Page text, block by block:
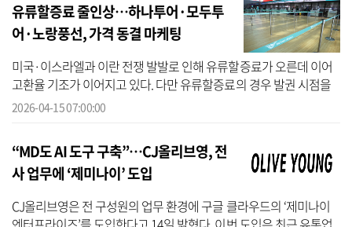
유류할증료 줄인상…하나투어·모두투
어·노랑풍선, 가격 동결 마케팅
미국·이스라엘과 이란 전쟁 발발로 인해 유류할증료가 오른데 이어
고환율 기조가 이어지고 있다. 다만 유류할증료의 경우 발권 시점을
기준으로 부과된다. 이에 여행업계는 고객 이탈을 막기 위해 미리 선
2026-04-15 07:00:00
“MD도 AI 도구 구축”…CJ올리브영, 전
사 업무에 ‘제미나이’ 도입
CJ올리브영은 전 구성원의 업무 환경에 구글 클라우드의 ‘제미나이